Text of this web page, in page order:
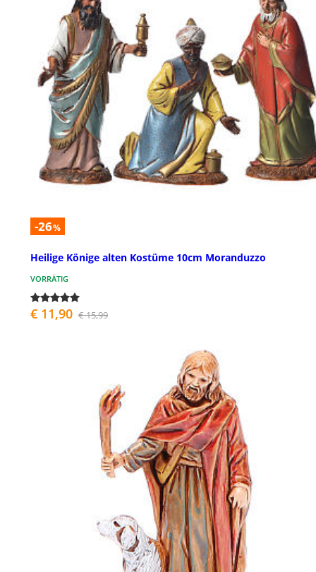
-26%
Heilige Könige alten Kostüme 10cm Moranduzzo
VORRÄTIG
€ 11,90 € 15,99